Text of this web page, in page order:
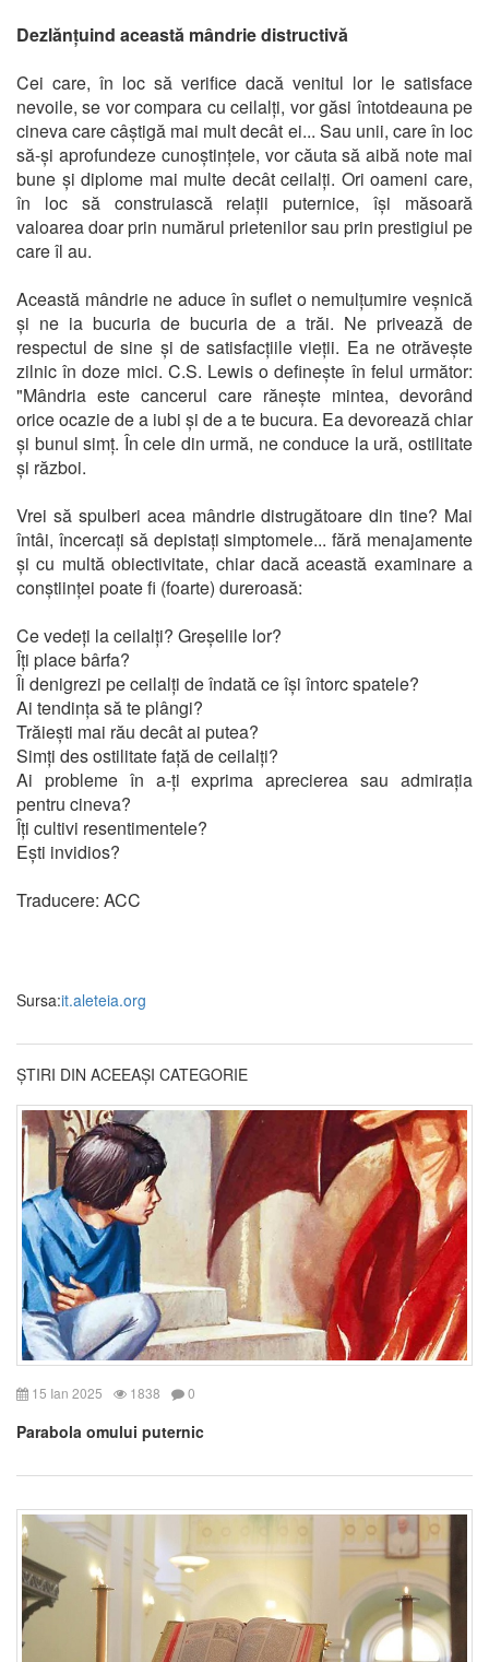
Dezlănțuind această mândrie distructivă
Cei care, în loc să verifice dacă venitul lor le satisface
nevoile, se vor compara cu ceilalți, vor găsi întotdeauna pe
cineva care câștigă mai mult decât ei... Sau unii, care în loc
să-și aprofundeze cunoștințele, vor căuta să aibă note mai
bune și diplome mai multe decât ceilalți. Ori oameni care,
în loc să construiască relații puternice, își măsoară
valoarea doar prin numărul prietenilor sau prin prestigiul pe
care îl au.
Această mândrie ne aduce în suflet o nemulțumire veșnică
și ne ia bucuria de bucuria de a trăi. Ne privează de
respectul de sine și de satisfacțiile vieții. Ea ne otrăvește
zilnic în doze mici. C.S. Lewis o definește în felul următor:
"Mândria este cancerul care rănește mintea, devorând
orice ocazie de a iubi și de a te bucura. Ea devorează chiar
și bunul simț. În cele din urmă, ne conduce la ură, ostilitate
și război.
Vrei să spulberi acea mândrie distrugătoare din tine? Mai
întâi, încercați să depistați simptomele... fără menajamente
și cu multă obiectivitate, chiar dacă această examinare a
conștiinței poate fi (foarte) dureroasă:
Ce vedeți la ceilalți? Greșelile lor?
Îți place bârfa?
Îi denigrezi pe ceilalți de îndată ce își întorc spatele?
Ai tendința să te plângi?
Trăiești mai rău decât ai putea?
Simți des ostilitate față de ceilalți?
Ai probleme în a-ți exprima aprecierea sau admirația
pentru cineva?
Îți cultivi resentimentele?
Ești invidios?
Traducere: ACC
Sursa:it.aleteia.org
ȘTIRI DIN ACEEAȘI CATEGORIE
15 Ian 2025 1838 0
Parabola omului puternic